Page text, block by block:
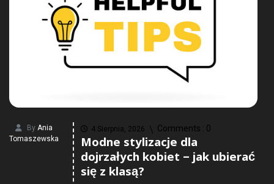
By Ania
Tomaszewska
4 Sierpnia, 2026 Comments : 0
Modne stylizacje dla
dojrzałych kobiet – jak ubierać
się z klasą?